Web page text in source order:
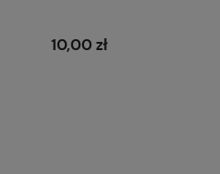
10,00 zł